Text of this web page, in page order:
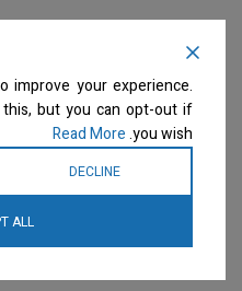
improve your experience.
but you can opt-out if
you wish.
Read More
DECLINE
ALL